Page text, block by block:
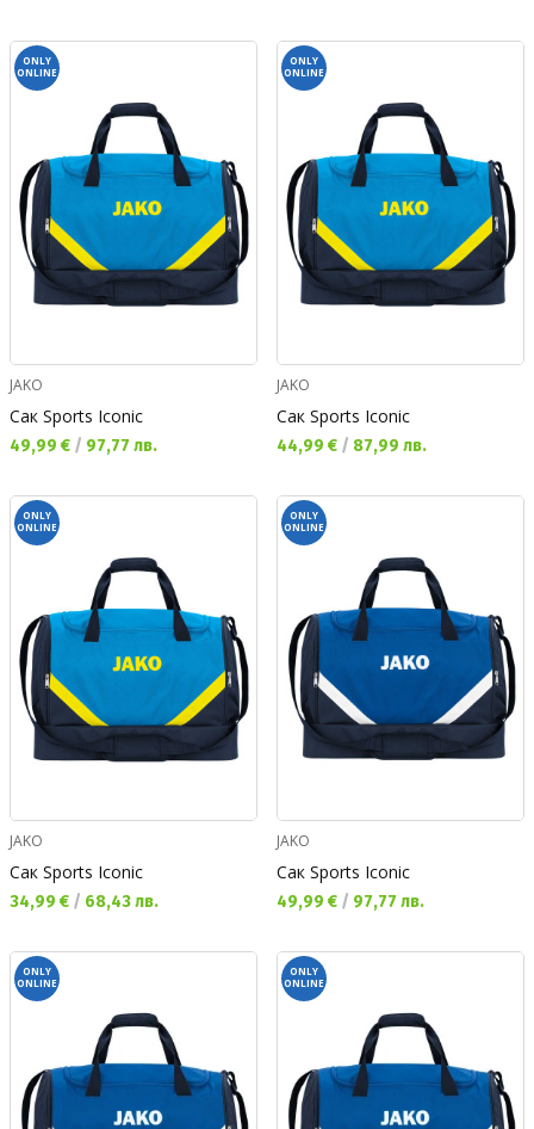
ONLY
ONLINE
JAKO
Сак Sports Iconic
Текуща цена:
49,99 € / 97,77 лв.
ONLY
ONLINE
JAKO
Сак Sports Iconic
Текуща цена:
44,99 € / 87,99 лв.
ONLY
ONLINE
JAKO
Сак Sports Iconic
Текуща цена:
34,99 € / 68,43 лв.
ONLY
ONLINE
JAKO
Сак Sports Iconic
Текуща цена:
49,99 € / 97,77 лв.
ONLY
ONLINE
ONLY
ONLINE